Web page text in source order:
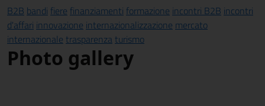
B2B bandi fiere finanziamenti formazione incontri B2B incontri
d'affari innovazione internazionalizzazione mercato
internazionale trasparenzaturismo
Photo gallery